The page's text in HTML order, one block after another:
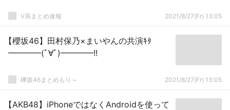
V系まとめ速報 2021/8/27(Fr) 13:05
【櫻坂46】田村保乃×まいやんの共演ｷﾀ
━━━━(ﾟ∀ﾟ)━━━━!!
欅坂46まとめもり～ 2021/8/27(Fr) 13:05
【AKB48】iPhoneではなくAndroidを使って